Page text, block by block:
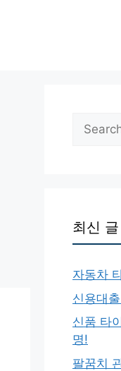
Search
for:
최신 글
자동차
신용대
신품 타
명!
팔꿈치